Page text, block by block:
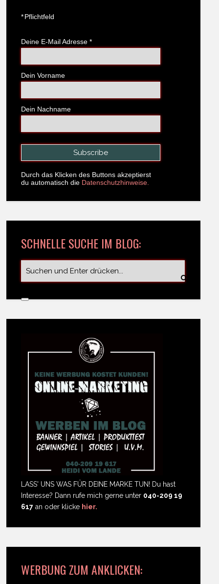
*Pflichtfeld
Deine E-Mail Adresse *
Dein Vorname
Dein Nachname
Durch das Klicken des Buttons akzeptierst
du automatisch die Datenschutzhinweise.
SCHNELLE SUCHE IM BLOG:
LASS' UNS WAS FÜR DEINE MARKE TUN! Du hast
Interesse? Dann rufe mich gerne unter 040-209 19
617 an oder klicke hier.
WERBUNG ZUM ANKLICKEN: